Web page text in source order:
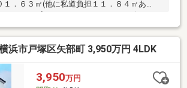
．６３㎡(他に私道負担１１．８４㎡あ
あり◇床暖房、ロフトあり◇カースペースあ
浜市戸塚区矢部町 3,950万円 4LDK
3,950万円